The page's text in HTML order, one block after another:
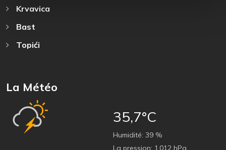
Krvavica
Bast
Topići
La Météo
35,7°C
Humidité: 39 %
La pression: 1 012 hPa